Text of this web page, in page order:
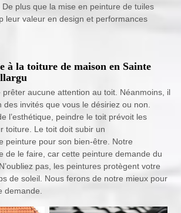
plus que la mise en peinture de tuiles
leur valeur en design et performances
à la toiture de maison en Sainte
prêter aucune attention au toit. Néanmoins, il
des invités que vous le désiriez ou non.
l’esthétique, peindre le toit prévoit les
toiture. Le toit doit subir un
peinture pour son bien-être. Notre
de le faire, car cette peinture demande du
pas, les peintures protègent votre
de soleil. Nous ferons de notre mieux pour
demande.